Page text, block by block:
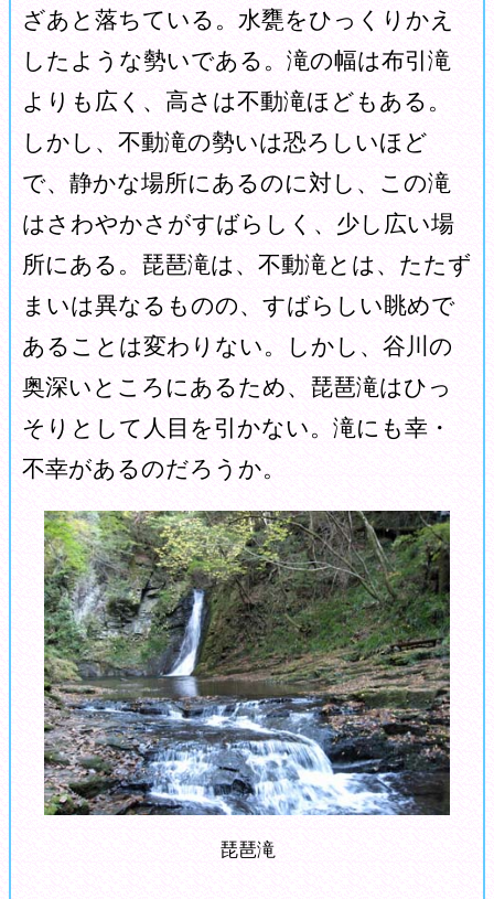
ざあと落ちている。水甕をひっくりかえ
したような勢いである。滝の幅は布引滝
よりも広く、高さは不動滝ほどもある。
しかし、不動滝の勢いは恐ろしいほど
で、静かな場所にあるのに対し、この滝
はさわやかさがすばらしく、少し広い場
所にある。琵琶滝は、不動滝とは、たたず
まいは異なるものの、すばらしい眺めで
あることは変わりない。しかし、谷川の
奥深いところにあるため、琵琶滝はひっ
そりとして人目を引かない。滝にも幸・
不幸があるのだろうか。
琵琶滝